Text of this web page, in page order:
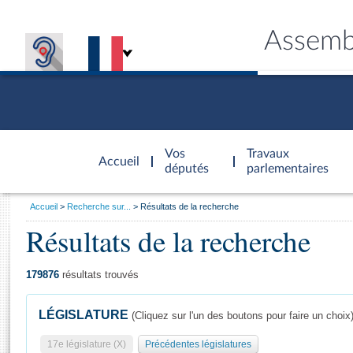
Accueil
d'accueil
Vos
députés
Travaux
parlementaires
Général
Vous
Accueil Recherche sur... Résultats de la recherche
Résultats de la recherche
179876 résultats trouvés
LÉGISLATURE (Cliquez sur l'un des boutons pour faire un choix)
17e législature (X) Précédentes législatures